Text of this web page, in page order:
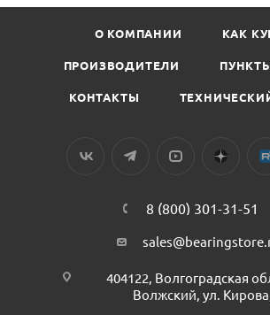
О КОМПАНИИ КАК
ПРОИЗВОДИТЕЛИ
КОНТАКТЫ
8 (800) 301-31-51
404122, Волгоградская
Волжский, ул.